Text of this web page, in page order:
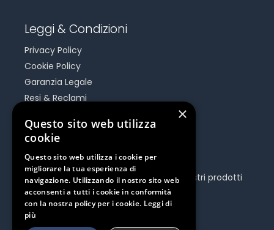
Leggi & Condizioni
Privacy Policy
Cookie Policy
Garanzia Legale
Resi & Reclami
Be Social
Seguici e rimani aggiornato su tutti i nostri prodotti
e iniziative.
×
Questo sito web utilizza
cookie
Questo sito web utilizza i cookie per
migliorare la tua esperienza di
navigazione. Utilizzando il nostro sito web
acconsenti a tutti i cookie in conformità
con la nostra policy per i cookie. Leggi di
più